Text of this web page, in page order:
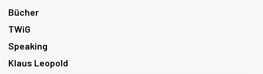
Bücher
TWiG
Speaking
Klaus Leopold